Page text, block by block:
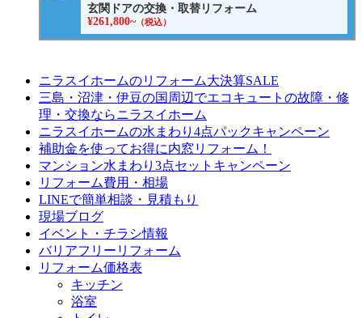
玄関ドアの交換・取替リフォーム
¥261,800~（税込）
ニラスイホームのリフォーム大決算SALE
三島・沼津・伊豆の国周辺でエコキュートの故障・修
理・交換ならニラスイホーム
ニラスイホームの水まわり4点パックキャンペーン
補助金を使ってお得に内窓リフォーム！
マンション水まわり3点セットキャンペーン
リフォーム費用・相場
LINEで簡単相談・見積もり
現場ブログ
イベント・チラシ情報
バリアフリーリフォーム
リフォーム価格表
キッチン
浴室